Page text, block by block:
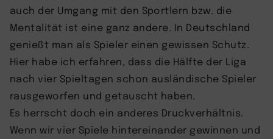
auch der Umgang mit den Sportlern bzw. die
Mentalität ist eine ganz andere. In Deutschland
genießt man als Spieler einen gewissen Schutz.
Hier habe ich erfahren, dass die Hälfte der Liga
nach vier Spieltagen schon ausländische Spieler
rausgeworfen und getauscht haben.
Es herrscht doch ein anderes Druckverhältnis.
Wenn wir vier Spiele hintereinander gewinnen und